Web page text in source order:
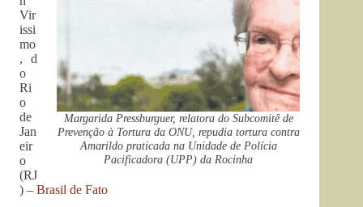
Margarida Pressburguer, relatora do Subcomitê de
Prevenção à Tortura da ONU, repudia tortura contra
Amarildo praticada na Unidade de Polícia
Pacificadora (UPP) da Rocinha
Vir
issi
mo
, d
o
Ri
o
de
Jan
eir
o
(RJ
) – Brasil de Fato